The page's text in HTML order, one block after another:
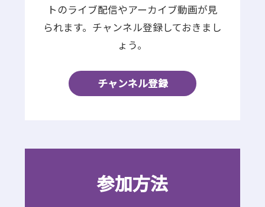
トのライブ配信やアーカイブ動画が見
られます。チャンネル登録しておきまし
ょう。
チャンネル登録
参加方法